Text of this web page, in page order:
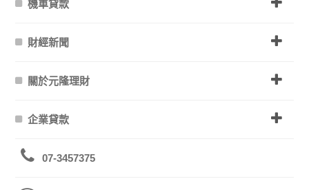
機車貸款
財經新聞
關於元隆理財
企業貸款
07-3457375